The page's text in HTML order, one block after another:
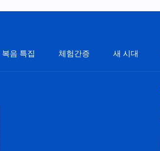
복음 특집 체험간증 새 시대